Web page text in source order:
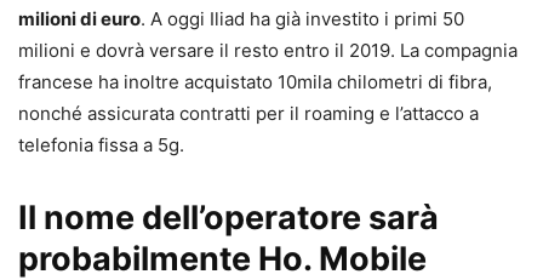
milioni di euro. A oggi Iliad ha già investito i primi 50
milioni e dovrà versare il resto entro il 2019. La compagnia
francese ha inoltre acquistato 10mila chilometri di fibra,
nonché assicurata contratti per il roaming e l’attacco a
telefonia fissa a 5g.
Il nome dell’operatore sarà
probabilmente Ho. Mobile